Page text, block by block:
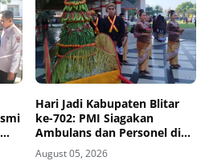
Hari Jadi Kabupaten Blitar
ke-702: PMI Siagakan
Ambulans dan Personel di
Area Pisowanan Agung
August 05, 2026